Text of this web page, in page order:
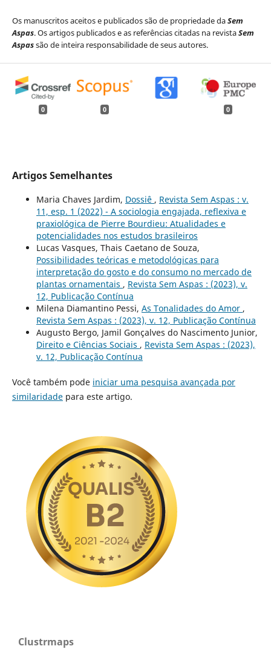
Os manuscritos aceitos e publicados são de propriedade daSem
Aspas. Os artigos publicados e as referências citadas na revistaSem
Aspassão de inteira responsabilidade de seus autores.
0 0 0
Artigos Semelhantes
Maria Chaves Jardim, Dossiê , Revista Sem Aspas : v.
11, esp. 1 (2022) - A sociologia engajada, reflexiva e
praxiológica de Pierre Bourdieu: Atualidades e
potencialidades nos estudos brasileiros
Lucas Vasques, Thais Caetano de Souza,
Possibilidades teóricas e metodológicas para
interpretação do gosto e do consumo no mercado de
plantas ornamentais , Revista Sem Aspas : (2023), v.
12, Publicação Contínua
Milena Diamantino Pessi, As Tonalidades do Amor ,
Revista Sem Aspas : (2023), v. 12, Publicação Contínua
Augusto Bergo, Jamil Gonçalves do Nascimento Junior,
Direito e Ciências Sociais , Revista Sem Aspas : (2023),
v. 12, Publicação Contínua
Você também pode iniciar uma pesquisa avançada por
similaridadepara este artigo.
Clustrmaps